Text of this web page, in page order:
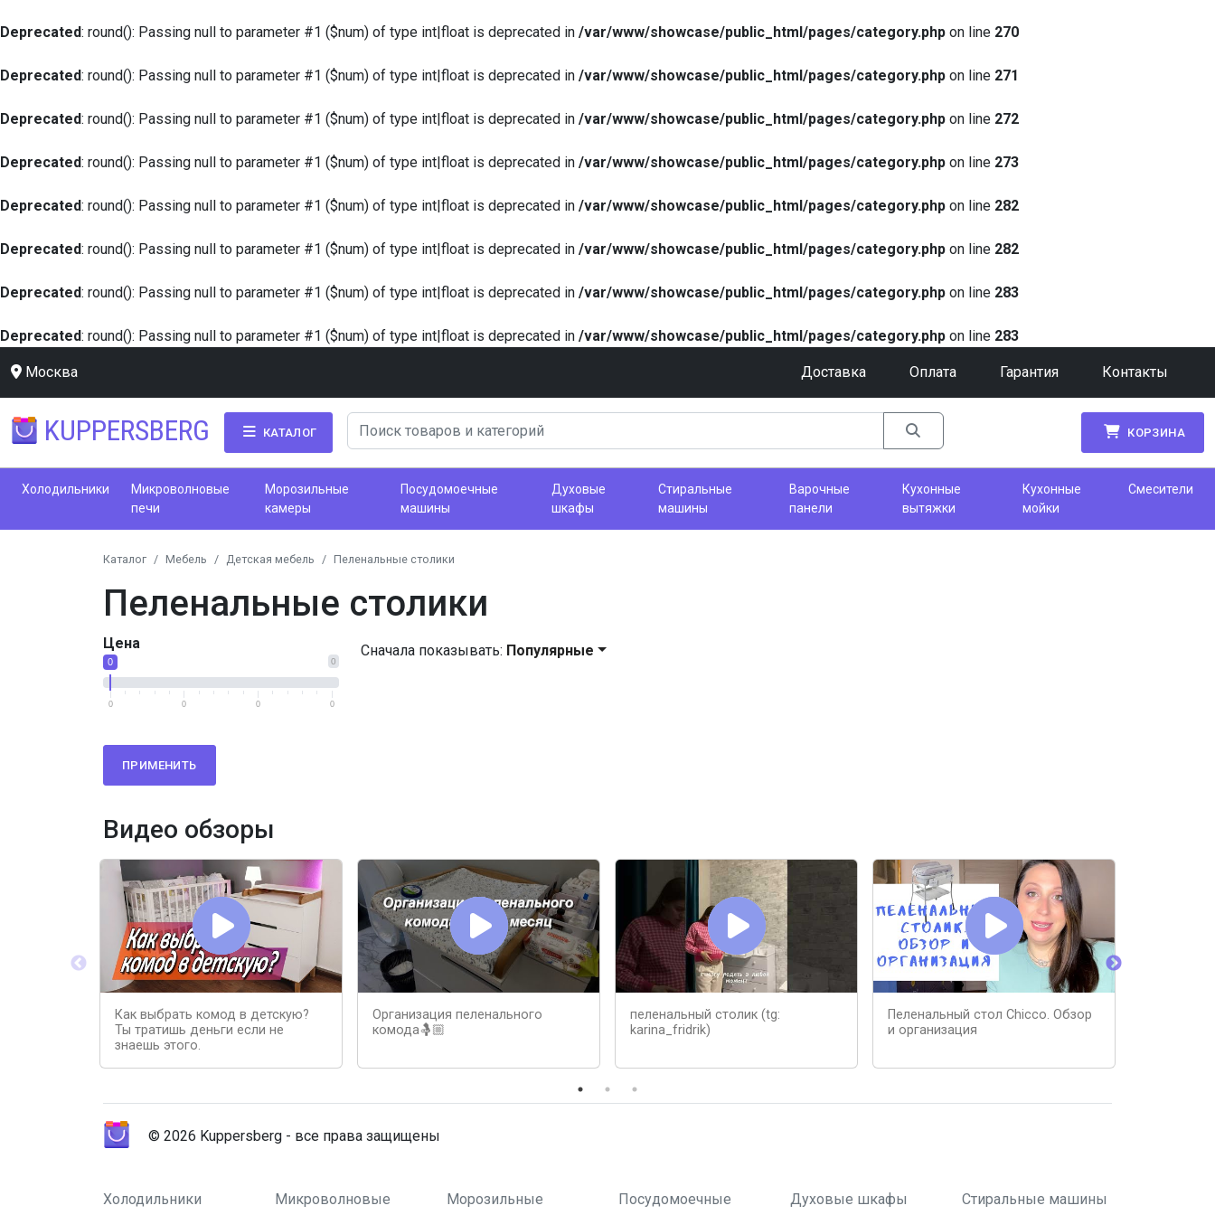
Deprecated: round(): Passing null to parameter #1 ($num) of type int|float is deprecated in /var/www/showcase/public_html/pages/category.php on line 270
Deprecated: round(): Passing null to parameter #1 ($num) of type int|float is deprecated in /var/www/showcase/public_html/pages/category.php on line 271
Deprecated: round(): Passing null to parameter #1 ($num) of type int|float is deprecated in /var/www/showcase/public_html/pages/category.php on line 272
Deprecated: round(): Passing null to parameter #1 ($num) of type int|float is deprecated in /var/www/showcase/public_html/pages/category.php on line 273
Deprecated: round(): Passing null to parameter #1 ($num) of type int|float is deprecated in /var/www/showcase/public_html/pages/category.php on line 282
Deprecated: round(): Passing null to parameter #1 ($num) of type int|float is deprecated in /var/www/showcase/public_html/pages/category.php on line 282
Deprecated: round(): Passing null to parameter #1 ($num) of type int|float is deprecated in /var/www/showcase/public_html/pages/category.php on line 283
Deprecated: round(): Passing null to parameter #1 ($num) of type int|float is deprecated in /var/www/showcase/public_html/pages/category.php on line 283
Москва Доставка Оплата Гарантия Контакты
KUPPERSBERG КАТАЛОГ КОРЗИНА
Холодильники
Микроволновые
печи
Морозильные
камеры
Посудомоечные
машины
Духовые
шкафы
Стиральные
машины
Варочные
панели
Кухонные
вытяжки
Кухонные
мойки
Смесители
Каталог Мебель Детская мебель Пеленальные столики
Пеленальные столики
Цена
0
0
0 0 0 0
ПРИМЕНИТЬ
Сначала показывать: Популярные
Видео обзоры
Как выбрать комод в детскую?
Ты тратишь деньги если не
знаешь этого.
Организация пеленального
комода🤱🏼
пеленальный столик (tg:
karina_fridrik)
Пеленальный стол Chicco. Обзор
и организация
© 2026 Kuppersberg - все права защищены
Холодильники
Микроволновые
Морозильные
Посудомоечные
Духовые шкафы Стиральные машины